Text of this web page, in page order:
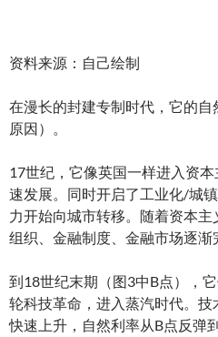
资料来源：自己绘制
在漫长的封建专制时代，它的自
原因）。
17世纪，它像英国一样进入资
速发展。同时开启了工业化/城
力开始向城市转移。随着资本
组织、金融制度、金融市场逐渐
到18世纪末期（图3中B点），
轮科技革命，进入蒸汽时代。
快速上升，自然利率从B点反弹